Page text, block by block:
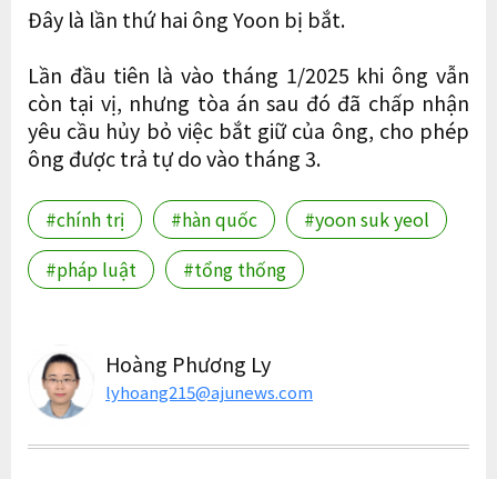
Đây là lần thứ hai ông Yoon bị bắt.
Lần đầu tiên là vào tháng 1/2025 khi ông vẫn
còn tại vị, nhưng tòa án sau đó đã chấp nhận
yêu cầu hủy bỏ việc bắt giữ của ông, cho phép
ông được trả tự do vào tháng 3.
#chính trị #hàn quốc
#yoon suk yeol
#pháp luật
#tổng thống
Hoàng Phương Ly
lyhoang215@ajunews.com